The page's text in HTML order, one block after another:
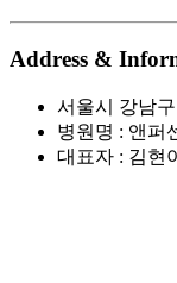
Address &
서울시 강남
병원명 : 앤퍼
대표자 : 김현